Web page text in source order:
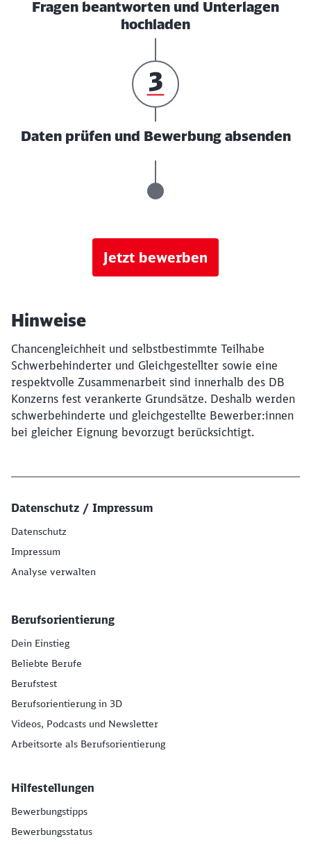
Fragen beantworten und Unterlagen
hochladen
Daten prüfen und Bewerbung absenden
Jetzt bewerben
Hinweise
Chancengleichheit und selbstbestimmte Teilhabe
Schwerbehinderter und Gleichgestellter sowie eine
respektvolle Zusammenarbeit sind innerhalb des DB
Konzerns fest verankerte Grundsätze. Deshalb werden
schwerbehinderte und gleichgestellte Bewerber:innen
bei gleicher Eignung bevorzugt berücksichtigt.
Datenschutz / Impressum
Datenschutz
Impressum
Analyse verwalten
Berufsorientierung
Dein Einstieg
Beliebte Berufe
Berufstest
Berufsorientierung in 3D
Videos, Podcasts und Newsletter
Arbeitsorte als Berufsorientierung
Hilfestellungen
Bewerbungstipps
Bewerbungsstatus